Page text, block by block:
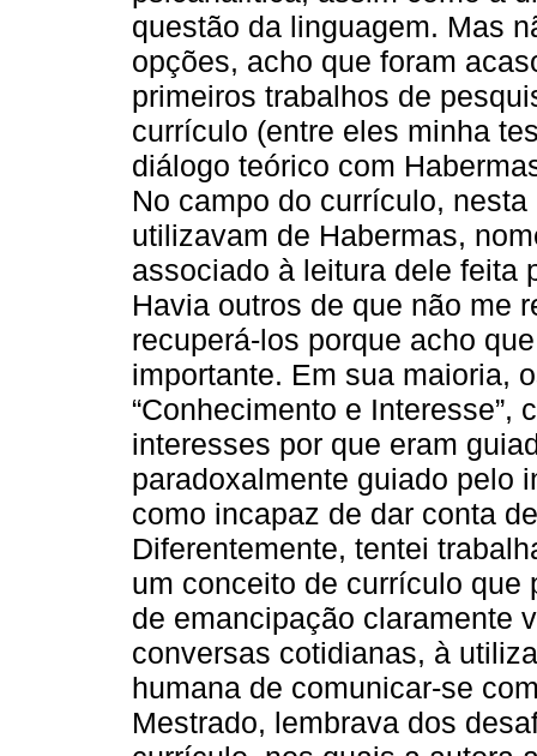
questão da linguagem. Mas
opções, acho que foram
primeiros trabalhos de
currículo (entre eles minha
diálogo teórico com
No campo do currículo,
utilizavam de Habermas,
associado à leitura dele feita
Havia outros de que não me
recuperá-los porque acho
importante. Em sua maioria,
“Conhecimento e
interesses por que eram
paradoxalmente guiado pelo
como incapaz de dar conta
Diferentemente, tentei
um conceito de currículo que
de emancipação claramente
conversas cotidianas, à
humana de comunicar-se
Mestrado, lembrava dos